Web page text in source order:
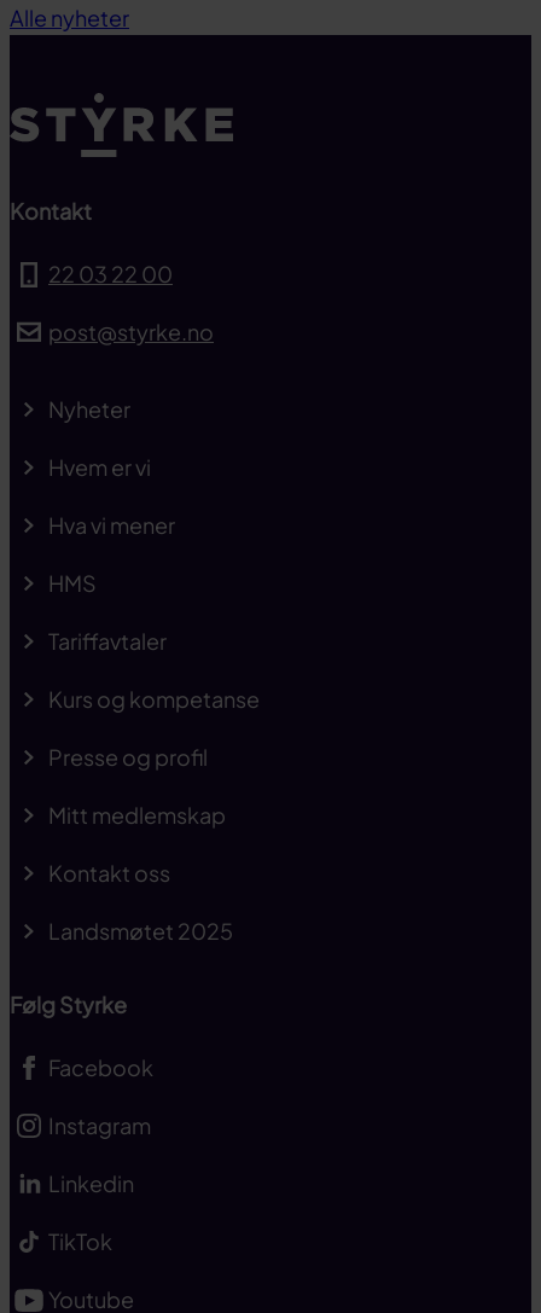
Alle nyheter
Kontakt
22 03 22 00
post@styrke.no
Nyheter
Hvem er vi
Hva vi mener
HMS
Tariffavtaler
Kurs og kompetanse
Presse og profil
Mitt medlemskap
Kontakt oss
Landsmøtet 2025
Følg Styrke
Facebook
Instagram
Linkedin
TikTok
Youtube